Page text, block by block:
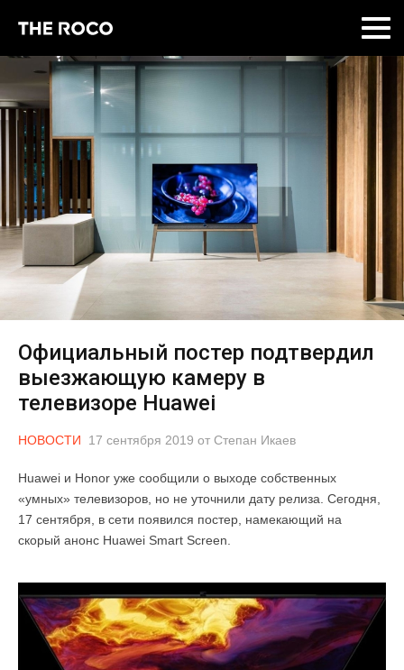
Официальный постер подтвердил
выезжающую камеру в
телевизоре Huawei
НОВОСТИ 17 сентября 2019 от Степан Икаев
Huawei и Honor уже сообщили о выходе собственных
«умных» телевизоров, но не уточнили дату релиза. Сегодня,
17 сентября, в сети появился постер, намекающий на
скорый анонс Huawei Smart Screen.